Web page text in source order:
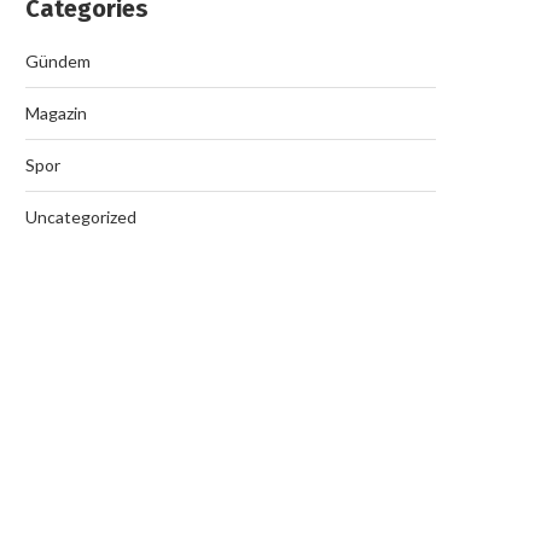
Categories
Gündem
Magazin
Spor
Uncategorized